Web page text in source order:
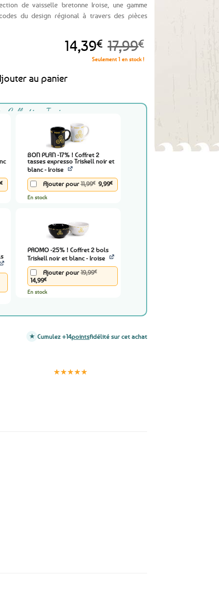
de vaisselle bretonne Iroise, une gamme
du design régional à travers des pièces
17,99€
Le
prix
initial
17,99€.
14,39€Le
prix
14,39€.
Seulement 1 en stock !
Collection Iroise
€Le
prix
BON PLAN -17% ! Coffret 2
tasses expresso Triskell noir et
blanc - Iroise
Ajouter pour11,99€ Le
prix
9,99€Le
prix
En stock
PROMO -25% ! Coffret 2 bols
Triskell noir et blanc - Iroise
Ajouter pour19,99€
14,99€Le
prix
actuel
En stock
au panier
Cumulez +14pointsfidélité sur cet achat
★★★★★